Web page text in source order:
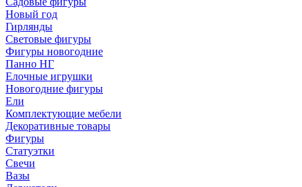
Новый год
Гирлянды
Световые фигуры
Фигуры новогодние
Панно НГ
Елочные игрушки
Новогодние фигуры
Ели
Комплектующие мебели
Декоративные товары
Фигуры
Статуэтки
Свечи
Вазы